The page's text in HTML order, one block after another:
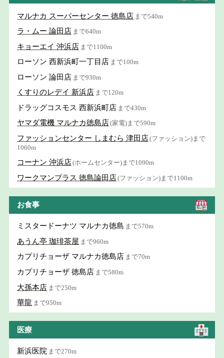
マルナカ スーパーセンター 徳島店 まで540m
ラ・ムー 論田店 まで640m
キョーエイ 沖浜店 まで1100m
ローソン 西新浜町一丁目店 まで100m
ローソン 論田店 まで930m
くすりのレデイ 新浜店 まで120m
ドラッグコスモス 西新浜町店 まで430m
ヤマダ電機 マルナカ徳島店(家電)まで590m
ファッションセンター しまむら 津田店(ファッション)まで
1060m
コーナン 沖浜店(ホームセンター)まで1090m
ワークマンプラス 徳島論田店(ファッション)まで1100m
お食事
ミスタードーナツ マルナカ徳島 まで570m
あうん亭 珈琲茶屋 まで960m
カプリチョーザ マルナカ徳島店 まで70m
カプリチョーザ 徳島店 まで580m
大孫本店 まで250m
華龍 まで950m
医療
新浜医院 まで270m